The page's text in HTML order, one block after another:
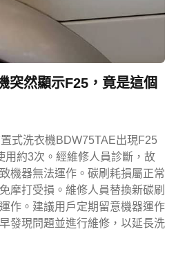
突然顯示F25，竟是這個
式洗衣機BDW75TAE出現F25
用約3次。經維修人員診斷，故
機器無法運作。碳刷耗損屬正常
摩打受損。維修人員替換新碳刷
作。建議用戶定期留意機器運作
發現問題並進行維修，以延長洗